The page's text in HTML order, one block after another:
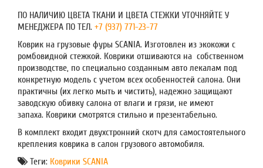
ПО НАЛИЧИЮ ЦВЕТА ТКАНИ И ЦВЕТА СТЕЖКИ УТОЧНЯЙТЕ У
МЕНЕДЖЕРА ПО ТЕЛ. +7 (937) 771-23-77
Коврик на грузовые фуры SCANIA. Изготовлен из экокожи с
ромбовидной стежкой. Коврики отшиваются на собственном
производстве, по специально созданным авто лекалам под
конкретную модель с учетом всех особенностей салона. Они
практичны (их легко мыть и чистить), надежно защищают
заводскую обивку салона от влаги и грязи, не имеют
запаха. Коврики смотрятся стильно и презентабельно.
В комплект входит двухстронний скотч для самостоятельного
крепления коврика в салон грузового автомобиля.
Теги: Коврики SCANIA